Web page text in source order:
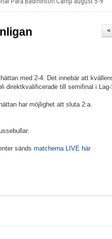
<
med 2-4. Det innebär att
direktkvalificerade till semifinal i Lag-
har möjlighet att sluta 2:a.
sänds matcherna LIVE här